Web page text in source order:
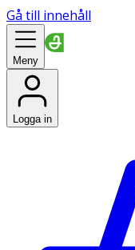
Gå till innehåll
Meny
Logga in